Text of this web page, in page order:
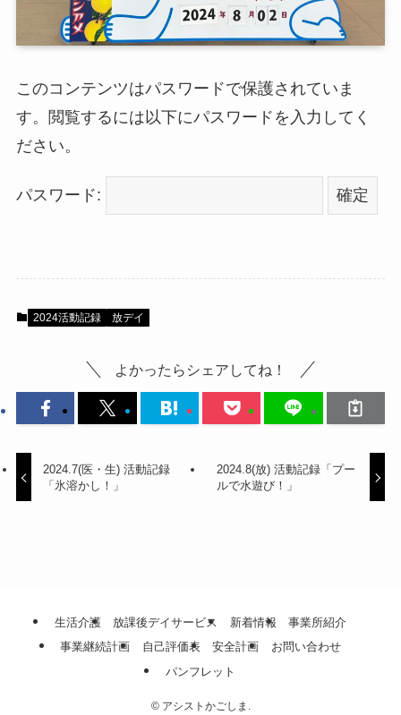
このコンテンツはパスワードで保護されていま
す。閲覧するには以下にパスワードを入力してく
ださい。
パスワード:
2024活動記録 放デイ
よかったらシェアしてね！
2024.7(医・生) 活動記録
「氷溶かし！」
2024.8(放) 活動記録「プー
ルで水遊び！」
生活介護 放課後デイサービス 新着情報
事業所紹介
事業継続計画
自己評価表 安全計画
お問い合わせ
パンフレット
©アシストかごしま.